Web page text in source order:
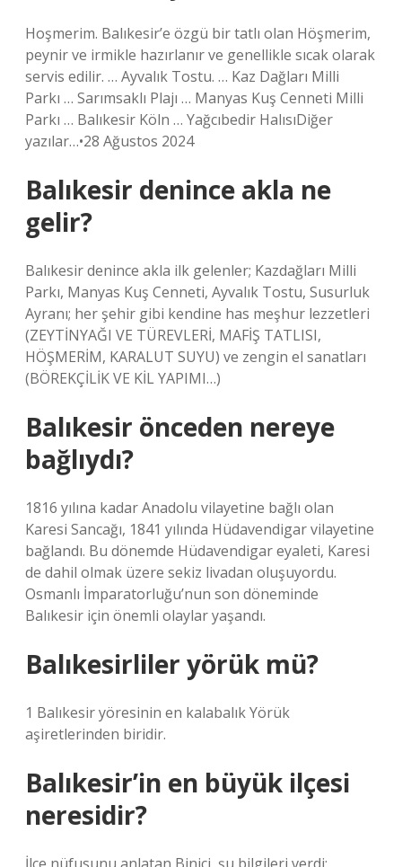
Hoşmerim. Balıkesir’e özgü bir tatlı olan Höşmerim,
peynir ve irmikle hazırlanır ve genellikle sıcak olarak
servis edilir. … Ayvalık Tostu. … Kaz Dağları Milli
Parkı … Sarımsaklı Plajı … Manyas Kuş Cenneti Milli
Parkı … Balıkesir Köln … Yağcıbedir HalısıDiğer
yazılar…•28 Ağustos 2024
Balıkesir denince akla ne
gelir?
Balıkesir denince akla ilk gelenler; Kazdağları Milli
Parkı, Manyas Kuş Cenneti, Ayvalık Tostu, Susurluk
Ayranı; her şehir gibi kendine has meşhur lezzetleri
(ZEYTİNYAĞI VE TÜREVLERİ, MAFİŞ TATLISI,
HÖŞMERİM, KARALUT SUYU) ve zengin el sanatları
(BÖREKÇİLİK VE KİL YAPIMI…)
Balıkesir önceden nereye
bağlıydı?
1816 yılına kadar Anadolu vilayetine bağlı olan
Karesi Sancağı, 1841 yılında Hüdavendigar vilayetine
bağlandı. Bu dönemde Hüdavendigar eyaleti, Karesi
de dahil olmak üzere sekiz livadan oluşuyordu.
Osmanlı İmparatorluğu’nun son döneminde
Balıkesir için önemli olaylar yaşandı.
Balıkesirliler yörük mü?
1 Balıkesir yöresinin en kalabalık Yörük
aşiretlerinden biridir.
Balıkesir’in en büyük ilçesi
neresidir?